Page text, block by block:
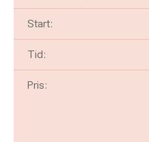
Start:
Tid:
Pris: